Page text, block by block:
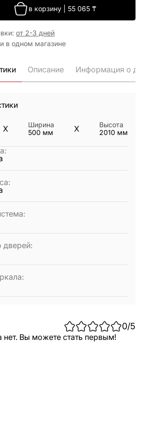
в корзину| 55 065₸
: от 2-3 дней
в одном магазине
Описание Информация о
X
Ширина
500 мм X
Высота
2010 мм
:
:
:
дверей:
:
0/5
нет. Вы можете стать первым!